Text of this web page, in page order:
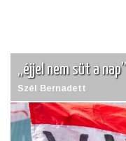
„éjjel nem süt a nap”
Szél Bernadett